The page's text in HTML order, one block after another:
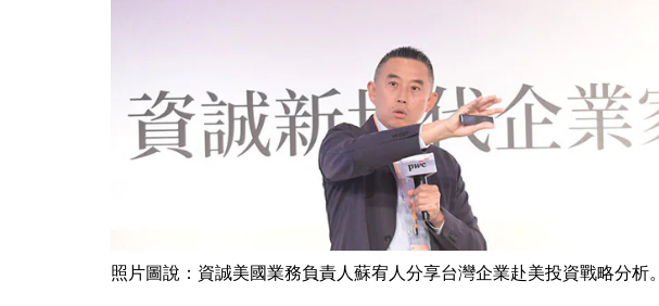
照片圖說：資誠美國業務負責人蘇宥人分享台灣企業赴美投資戰略分析。